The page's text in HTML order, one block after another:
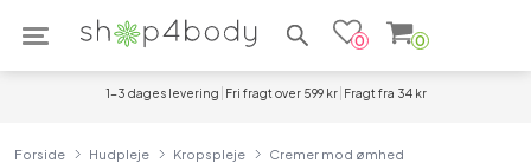
Søg efter produkter
0 0
1-3 dages levering Fri fragt over 599 kr Fragt fra 34 kr
Forside Hudpleje Kropspleje Cremer mod ømhed